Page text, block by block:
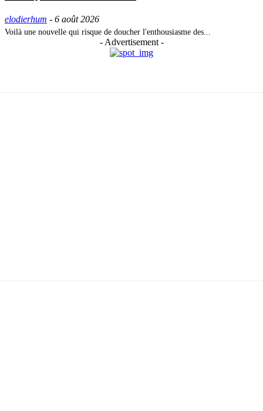
elodierhum - 6 août 2026
Voilà une nouvelle qui risque de doucher l'enthousiasme des...
- Advertisement -